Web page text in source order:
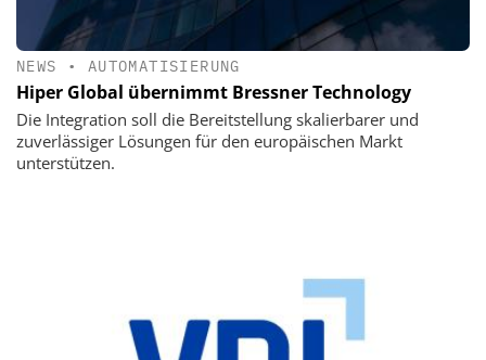
NEWS • AUTOMATISIERUNG
Hiper Global übernimmt Bressner Technology
Die Integration soll die Bereitstellung skalierbarer und
zuverlässiger Lösungen für den europäischen Markt
unterstützen.